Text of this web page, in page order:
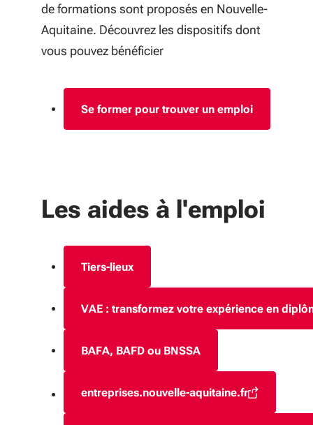
de formations sont proposés en Nouvelle-
Aquitaine. Découvrez les dispositifs dont
vous pouvez bénéficier
Se former pour trouver un emploi
Les aides à l'emploi
Tiers-lieux
VAE : transformez votre expérience en
BAFA, BAFD ou BNSSA
entreprises.nouvelle-aquitaine.fr
(S'ouvre dans une nouvelle